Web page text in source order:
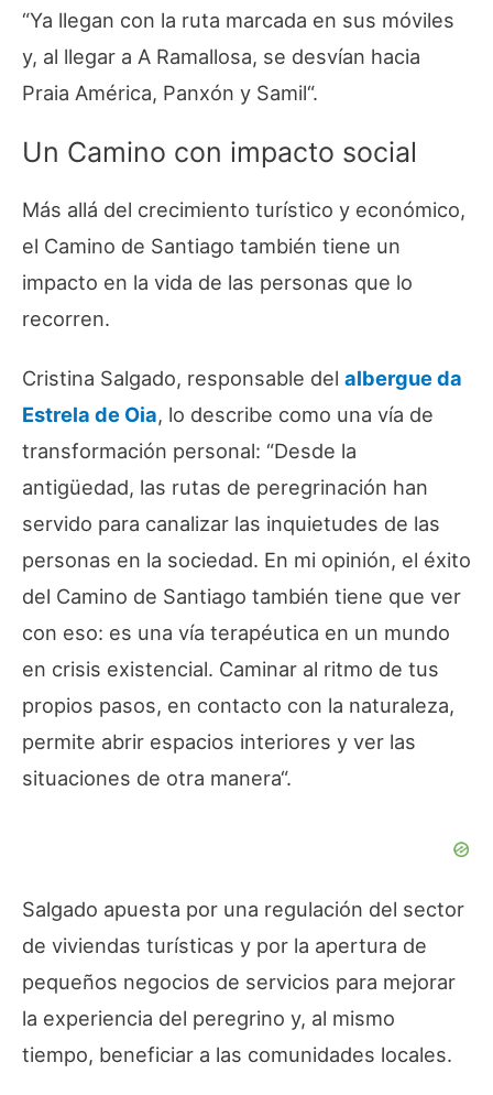
“Ya llegan con la ruta marcada en sus móviles
y, al llegar a A Ramallosa, se desvían hacia
Praia América, Panxón y Samil“.
Un Camino con impacto social
Más allá del crecimiento turístico y económico,
el Camino de Santiago también tiene un
impacto en la vida de las personas que lo
recorren.
Cristina Salgado, responsable del albergue da
Estrela de Oia, lo describe como una vía de
transformación personal: “Desde la
antigüedad, las rutas de peregrinación han
servido para canalizar las inquietudes de las
personas en la sociedad. En mi opinión, el éxito
del Camino de Santiago también tiene que ver
con eso: es una vía terapéutica en un mundo
en crisis existencial. Caminar al ritmo de tus
propios pasos, en contacto con la naturaleza,
permite abrir espacios interiores y ver las
situaciones de otra manera“.
Salgado apuesta por una regulación del sector
de viviendas turísticas y por la apertura de
pequeños negocios de servicios para mejorar
la experiencia del peregrino y, al mismo
tiempo, beneficiar a las comunidades locales.